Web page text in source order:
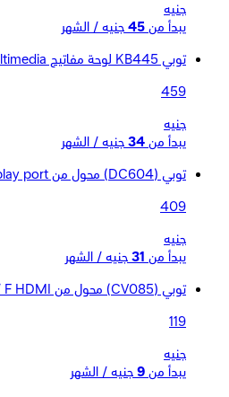
جنيه
يبدأ من 45 جنيه / الشهر
توبي KB445 لوحة مفاتيح Multimedia - يو أس بي - أسود
459
جنيه
يبدأ من 34 جنيه / الشهر
توبي (DC604) محول من Display port الي HDMI طوله 1.8 متر - أسود
409
جنيه
يبدأ من 31 جنيه / الشهر
توبي (CV085) محول من HDMI F / F HDMI يدور 360 درجة
119
جنيه
يبدأ من 9 جنيه / الشهر